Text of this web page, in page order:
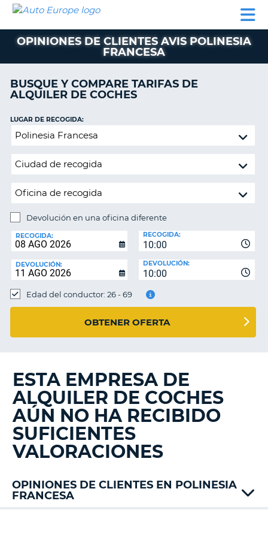
ALQUILER
COCHES
ALQUILER DE
AUTOCARAVANAS
AUTO
EUROPE
ALQUILER
COCHES
AUTOCARAVANAS
COLABORADORES
AYUDA
MI
RESERVA
ESPAÑA
OPINIONES DE CLIENTES AVIS POLINESIA
FRANCESA
BUSQUE Y COMPARE TARIFAS DE
ALQUILER DE COCHES
Devolución
una
LUGAR DE RECOGIDA:
Devolución en una oficina diferente
DE
DEVOLUCIÓN:
RECOGIDA:
10:00
RECOGIDA:
DEVOLUCIÓN:
10:00
DEVOLUCIÓN:
Edad del conductor: 26 - 69
OBTENER OFERTA
ESTA EMPRESA DE
ALQUILER DE COCHES
AÚN NO HA RECIBIDO
SUFICIENTES
VALORACIONES
OPINIONES DE CLIENTES EN POLINESIA
FRANCESA